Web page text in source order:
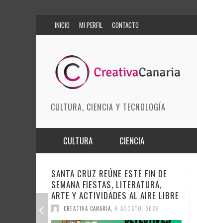
INICIO MI PERFIL CONTACTO
CULTURA, CIENCIA Y TECNOLOGÍA
CULTURA
ARTES ESCÉNICAS
MODA
CIENCIA
INNOVACIÓN
CIENCIAS DE LA TIERRA
EFECTO PASILLO SE PONE
SINFÓNICO EN SONORA JUNTO A LA
ORQUESTA MAESTRO VALLE Y
BARRIOS ORQUESTADOS
CREATIVA CANARIA, 6 AGOSTO, 2026